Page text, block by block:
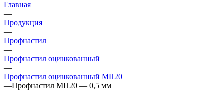
Главная
—
Продукция
—
Профнастил
—
Профнастил оцинкованный
—
Профнастил оцинкованный МП20
—Профнастил МП20 — 0,5 мм